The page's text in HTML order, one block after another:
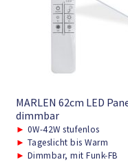
MARLEN 62cm LED
dimmbar
► 0W-42W stufenlos
► Tageslicht bis Warm
► Dimmbar, mit Funk-FB